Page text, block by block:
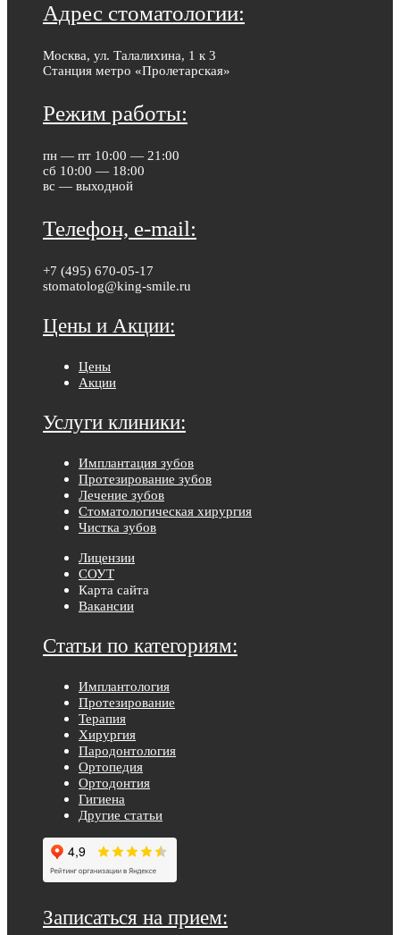
Адрес стоматологии:
Москва, ул. Талалихина, 1 к 3
Станция метро «Пролетарская»
Режим работы:
пн — пт 10:00 — 21:00
сб 10:00 — 18:00
вс — выходной
Телефон, e-mail:
+7 (495) 670-05-17
stomatolog@king-smile.ru
Цены и Акции:
Цены
Акции
Услуги клиники:
Имплантация зубов
Протезирование зубов
Лечение зубов
Стоматологическая хирургия
Чистка зубов
Лицензии
СОУТ
Карта сайта
Вакансии
Статьи по категориям:
Имплантология
Протезирование
Терапия
Хирургия
Пародонтология
Ортопедия
Ортодонтия
Гигиена
Другие статьи
Записаться на прием: